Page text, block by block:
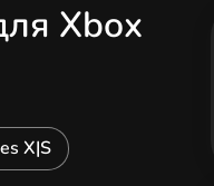
Xbox
X|S